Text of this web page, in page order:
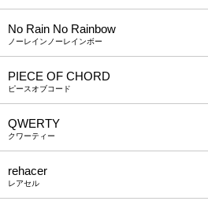
No Rain No Rainbow
ノーレインノーレインボー
PIECE OF CHORD
ピースオブコード
QWERTY
クワーティー
rehacer
レアセル